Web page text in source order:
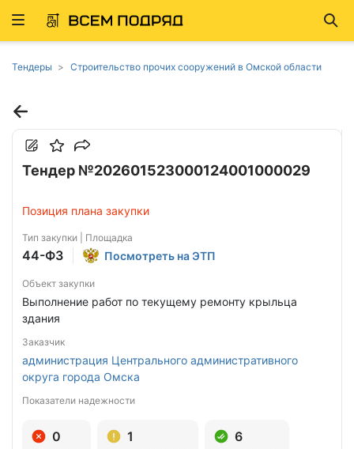
Развернуть
Тендеры Строительство прочих сооружений в Омской области
Тендер №202601523000124001000029
Позиция плана закупки
Тип закупки | Площадка
44-ФЗ Посмотреть на ЭТП
Объект закупки
Выполнение работ по текущему ремонту крыльца
здания
Заказчик
администрация Центрального административного
округа города Омска
Показатели надежности
0 1 6